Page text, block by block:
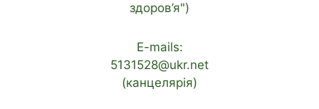
здоров’я")
E-mails:
5131528@ukr.net
(канцелярія)